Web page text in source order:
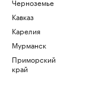
Кавказ
Карелия
Мурманск
Приморский
край